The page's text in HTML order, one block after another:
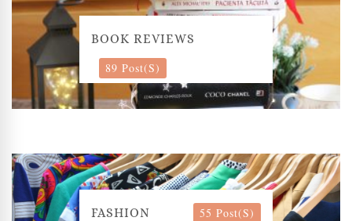
BOOK REVIEWS
89 Post(s)
FASHION 55 Post(s)